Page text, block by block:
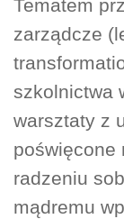
Tematem
zarządcze
szkolnictwa
warsztaty z
poświęcone
radzeniu
mądremu